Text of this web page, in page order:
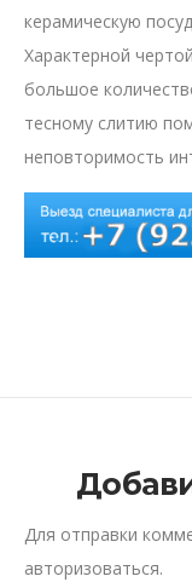
керамическую
Характерной
большое
тесному слитию
неповторимость
Для отправки
авторизоваться.